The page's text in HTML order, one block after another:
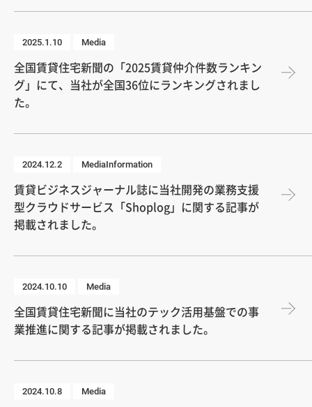
2025.1.10 Media
全国賃貸住宅新聞の「2025賃貸仲介件数ランキン
グ」にて、当社が全国36位にランキングされまし
た。
2024.12.2 MediaInformation
賃貸ビジネスジャーナル誌に当社開発の業務支援
型クラウドサービス「Shoplog」に関する記事が
掲載されました。
2024.10.10 Media
全国賃貸住宅新聞に当社のテック活用基盤での事
業推進に関する記事が掲載されました。
2024.10.8 Media